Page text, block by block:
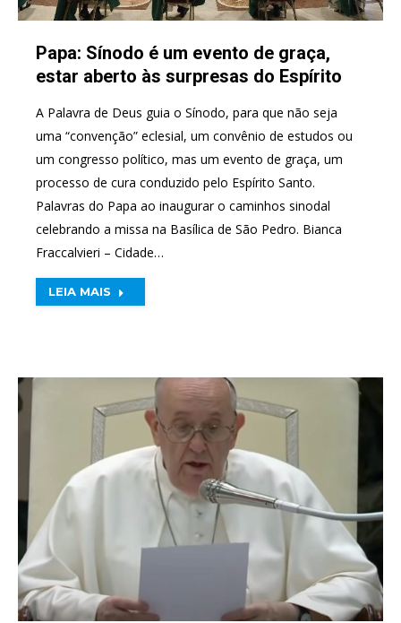
Papa: Sínodo é um evento de graça,
estar aberto às surpresas do Espírito
A Palavra de Deus guia o Sínodo, para que não seja
uma “convenção” eclesial, um convênio de estudos ou
um congresso político, mas um evento de graça, um
processo de cura conduzido pelo Espírito Santo.
Palavras do Papa ao inaugurar o caminhos sinodal
celebrando a missa na Basílica de São Pedro. Bianca
Fraccalvieri – Cidade…
LEIA MAIS